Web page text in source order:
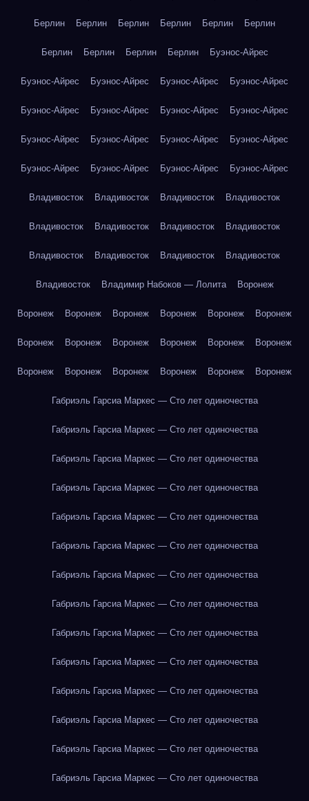
Берлин Берлин Берлин Берлин Берлин Берлин
Берлин Берлин Берлин Берлин Буэнос-Айрес
Буэнос-Айрес Буэнос-Айрес Буэнос-Айрес Буэнос-Айрес
Буэнос-Айрес Буэнос-Айрес Буэнос-Айрес Буэнос-Айрес
Буэнос-Айрес Буэнос-Айрес Буэнос-Айрес Буэнос-Айрес
Буэнос-Айрес Буэнос-Айрес Буэнос-Айрес Буэнос-Айрес
Владивосток Владивосток Владивосток Владивосток
Владивосток Владивосток Владивосток Владивосток
Владивосток Владивосток Владивосток Владивосток
Владивосток Владимир Набоков — Лолита Воронеж
Воронеж Воронеж Воронеж Воронеж Воронеж Воронеж
Воронеж Воронеж Воронеж Воронеж Воронеж Воронеж
Воронеж Воронеж Воронеж Воронеж Воронеж Воронеж
Габриэль Гарсиа Маркес — Сто лет одиночества
Габриэль Гарсиа Маркес — Сто лет одиночества
Габриэль Гарсиа Маркес — Сто лет одиночества
Габриэль Гарсиа Маркес — Сто лет одиночества
Габриэль Гарсиа Маркес — Сто лет одиночества
Габриэль Гарсиа Маркес — Сто лет одиночества
Габриэль Гарсиа Маркес — Сто лет одиночества
Габриэль Гарсиа Маркес — Сто лет одиночества
Габриэль Гарсиа Маркес — Сто лет одиночества
Габриэль Гарсиа Маркес — Сто лет одиночества
Габриэль Гарсиа Маркес — Сто лет одиночества
Габриэль Гарсиа Маркес — Сто лет одиночества
Габриэль Гарсиа Маркес — Сто лет одиночества
Габриэль Гарсиа Маркес — Сто лет одиночества